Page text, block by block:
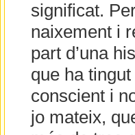
significat.
naixement i
part d’una
que ha
conscient i
jo mateix,